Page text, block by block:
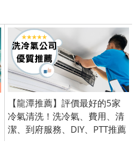
【龍潭推薦】評價最好的5家
冷氣清洗！洗冷氣、費用、清
潔、到府服務、DIY、PTT推薦